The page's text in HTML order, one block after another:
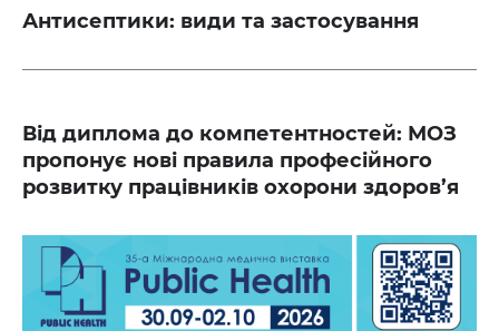
Антисептики: види та застосування
Від диплома до компетентностей: МОЗ
пропонує нові правила професійного
розвитку працівників охорони здоров’я